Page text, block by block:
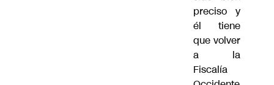
preciso y
él tiene
que volver
a la
Fiscalía